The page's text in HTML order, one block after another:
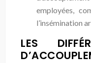
employées,
l’insémination
LES